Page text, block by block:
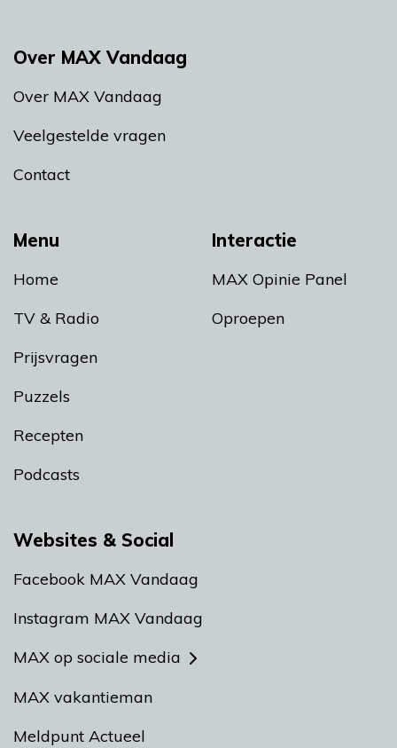
Menu
Home
TV & Radio
Prijsvragen
Puzzels
Recepten
Podcasts
Interactie
MAX Opinie Panel
Oproepen
Over MAX Vandaag
Over MAX Vandaag
Veelgestelde vragen
Contact
Websites & Social
Facebook MAX Vandaag
Instagram MAX Vandaag
MAX op sociale media
MAX vakantieman
Meldpunt Actueel